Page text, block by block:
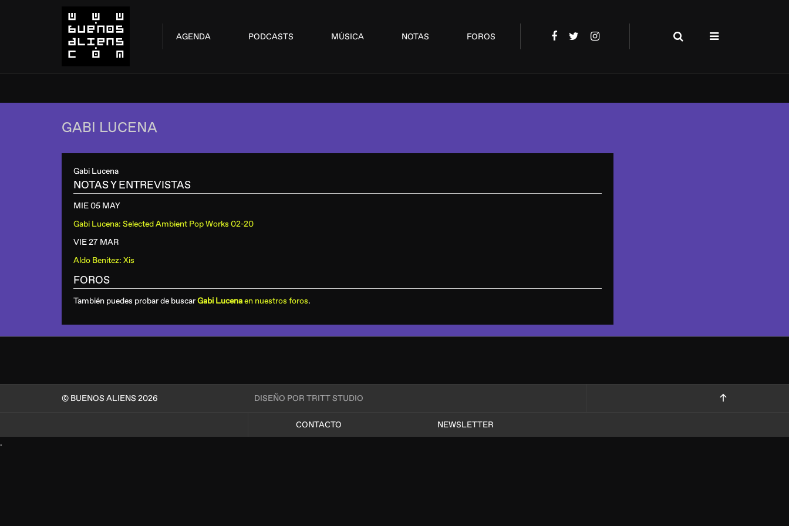
AGENDA PODCASTS MÚSICA NOTAS FOROS
GABI LUCENA
Gabi Lucena
NOTAS Y ENTREVISTAS
MIE 05 MAY
Gabi Lucena: Selected Ambient Pop Works 02-20
VIE 27 MAR
Aldo Benitez: Xis
FOROS
También puedes probar de buscarGabi Lucenaen nuestros foros.
© BUENOS ALIENS 2026 DISEÑO POR TRITT STUDIO
CONTACTO
NEWSLETTER
.